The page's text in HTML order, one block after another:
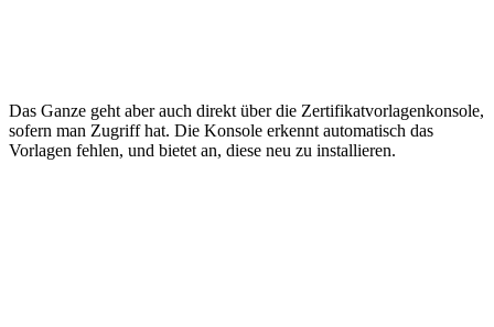
Das Ganze geht aber auch direkt über die Zertifikatvorlagenkonsole,
sofern man Zugriff hat. Die Konsole erkennt automatisch das
Vorlagen fehlen, und bietet an, diese neu zu installieren.